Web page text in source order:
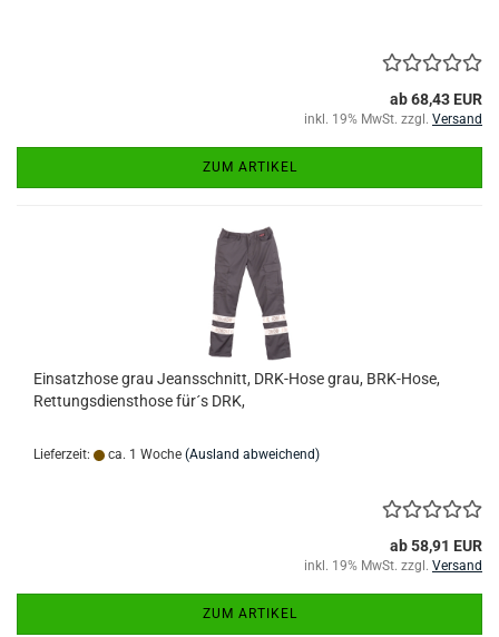
ab 68,43 EUR
inkl. 19% MwSt. zzgl. Versand
ZUM ARTIKEL
Einsatzhose grau Jeansschnitt, DRK-Hose grau, BRK-Hose,
Rettungsdiensthose für´s DRK,
Lieferzeit: ca. 1 Woche (Ausland abweichend)
ab 58,91 EUR
inkl. 19% MwSt. zzgl. Versand
ZUM ARTIKEL